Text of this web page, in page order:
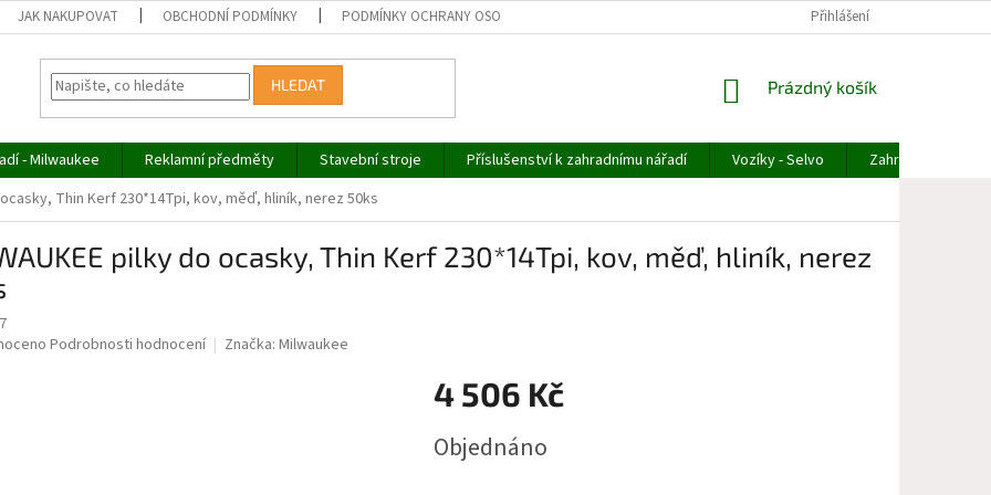
JAK NAKUPOVAT OBCHODNÍ PODMÍNKY PODMÍNKY OCHRANY OSOBNÍCH ÚDAJŮ ODSTOUPENÍ OD OBJEDNÁVKY REKLAMACE ZBOŽÍ
Přihlášení
HLEDAT
NÁKUPNÍ
Prázdný košík
- Milwaukee Reklamní předměty Stavební stroje Příslušenství k zahradnímu nářadí Vozíky - Selvo
Zahradní technika
ocasky, Thin Kerf 230*14Tpi, kov, měď, hliník, nerez 50ks
pilky do ocasky, Thin Kerf 230*14Tpi, kov, měď, hliník, nerez
Podrobnosti hodnocení Značka: Milwaukee
4 506 Kč
cena:
Objednáno